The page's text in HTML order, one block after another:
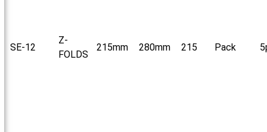
SE-12
Z-
FOLDS
215mm 280mm 215 Pack